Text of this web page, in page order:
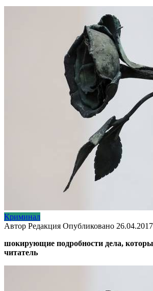
Криминал
Автор Редакция Опубликовано 26.04.2017
шокирующие подробности дела,
читатель